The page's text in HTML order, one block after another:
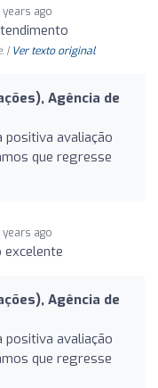
years ago
| Ver texto original
Agência de
positiva avaliação
que regresse
years ago
excelente
Agência de
positiva avaliação
que regresse